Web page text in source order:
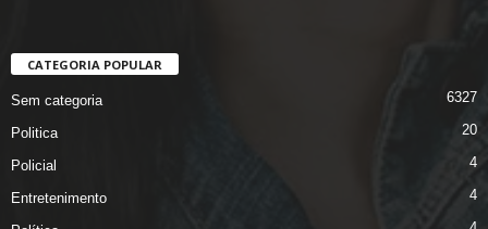
CATEGORIA POPULAR
Sem categoria 6327
Politica 20
Policial 4
Entretenimento 4